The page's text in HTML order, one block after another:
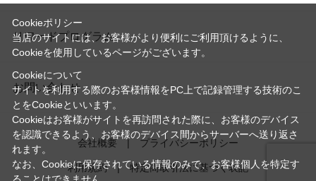
リワードプログラム
お問い合わせ
会社概要 プライバシーポリシー
利用規約 特定商取引法に基づく表記
Cookieポリシー
当店のサイトには、お客様がより便利にご利用頂けるように、
Cookieを使用しているページがございます。
Cookieについて
サイトを利用する際のお客様情報をPC上で記録管理する技術のこ
とをCookieといいます。
Cookieはお客様がサイトを再訪問された際に、お客様のデバイス
を認識できるよう、お客様のデバイス間からサーバーへ送り返さ
れます。
なお、Cookieに保存されている情報のみで、お客様個人を特定す